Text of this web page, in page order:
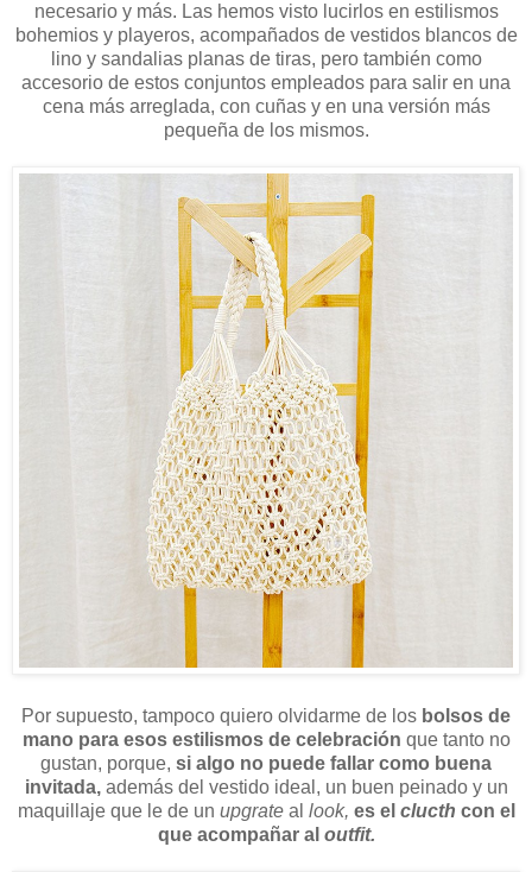
necesario y más. Las hemos visto lucirlos en estilismos
bohemios y playeros, acompañados de vestidos blancos de
lino y sandalias planas de tiras, pero también como
accesorio de estos conjuntos empleados para salir en una
cena más arreglada, con cuñas y en una versión más
pequeña de los mismos.
Por supuesto, tampoco quiero olvidarme de los bolsos de
mano para esos estilismos de celebración que tanto no
gustan, porque, si algo no puede fallar como buena
invitada,además del vestido ideal, un buen peinado y un
maquillaje que le de un upgrateal look, es el clucth con el
que acompañar al outfit.